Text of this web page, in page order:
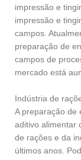
impressão e
impressão e
campos.
preparação de
campos de
mercado está
Indústria de
A preparação de
aditivo alimentar
de rações e da
últimos anos.